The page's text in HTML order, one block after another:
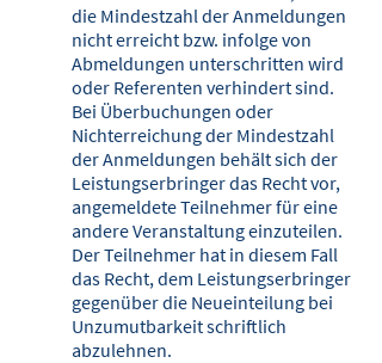
die Mindestzahl der An­meldungen
nicht erreicht bzw. infolge von
Abmeldungen unterschritten wird
oder Referenten verhindert sind.
Bei Überbuchungen oder
Nichterreichung der Mindestzahl
der Anmeldungen behält sich der
Leistungserbringer das Recht vor,
angemeldete Teilnehmer für eine
andere Veranstaltung einzuteilen.
Der Teilnehmer hat in diesem Fall
das Recht, dem Leistungserbringer
gegenüber die Neueinteilung bei
Unzumutbarkeit schriftlich
abzulehnen.